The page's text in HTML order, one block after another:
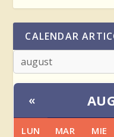
CALENDAR
«
LUN MAR MIE